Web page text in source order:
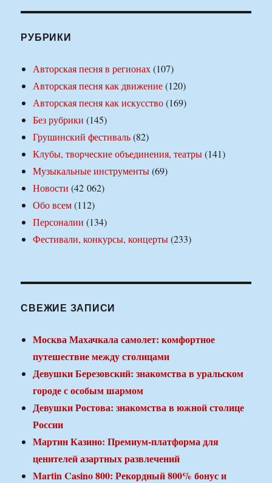
РУБРИКИ
Авторская песня в регионах(107)
Авторская песня как движение(120)
Авторская песня как искусство(169)
Без рубрики (145)
Грушинский фестиваль(82)
Клубы, творческие объединения, театры(141)
Музыкальные инструменты(69)
Новости (42 062)
Обо всем(112)
Персоналии (134)
Фестивали, конкурсы, концерты(233)
СВЕЖИЕ ЗАПИСИ
Москва Махачкала самолет: комфортное
путешествие между столицами
Девушки Березовский: знакомства в уральском
городе с особым шармом
Девушки Ростова: знакомства в южной столице
России
Мартин Казино: Премиум-платформа для
ценителей азартных развлечений
Martin Casino 800: Рекордный 800% бонус и